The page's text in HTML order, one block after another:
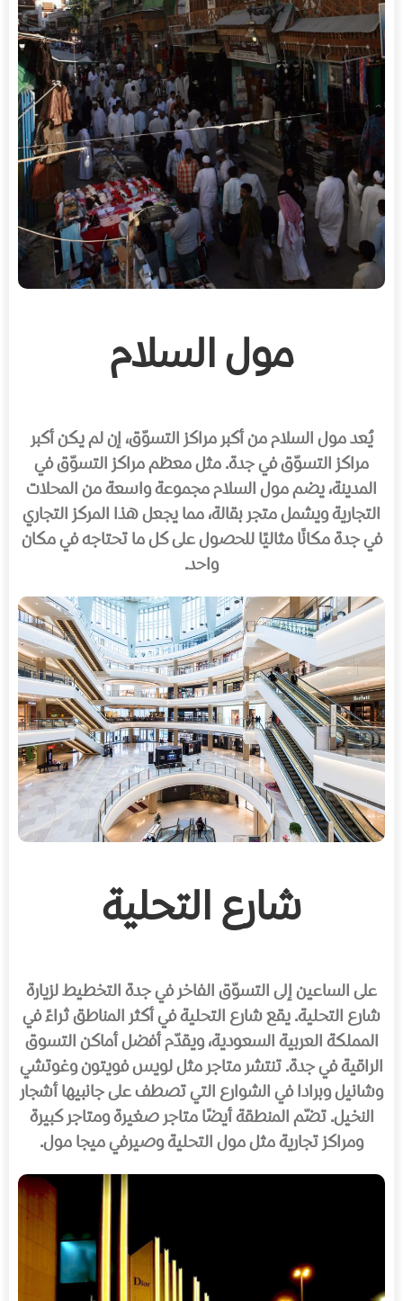
مول السلام
يُعد مول السلام من أكبر مراكز التسوّق، إن لم يكن أكبر
مراكز التسوّق في جدة. مثل معظم مراكز التسوّق في
المدينة، يضم مول السلام مجموعة واسعة من المحلات
التجارية ويشمل متجر بقالة، مما يجعل هذا المركز التجاري
في جدة مكانًا مثاليًا للحصول على كل ما تحتاجه في مكان
واحد.
شارع التحلية
على الساعين إلى التسوّق الفاخر في جدة التخطيط لزيارة
شارع التحلية. يقع شارع التحلية في أكثر المناطق ثراءً في
المملكة العربية السعودية، ويقدّم أفضل أماكن التسوق
الراقية في جدة. تنتشر متاجر مثل لويس فويتون وغوتشي
وشانيل وبرادا في الشوارع التي تصطف على جانبيها أشجار
النخيل. تضّم المنطقة أيضًا متاجر صغيرة ومتاجر كبيرة
ومراكز تجارية مثل مول التحلية وصيرفي ميجا مول.